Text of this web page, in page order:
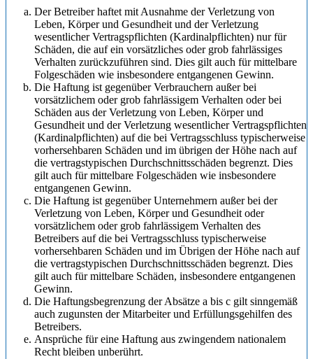
Der Betreiber haftet mit Ausnahme der Verletzung von
Leben, Körper und Gesundheit und der Verletzung
wesentlicher Vertragspflichten (Kardinalpflichten) nur für
Schäden, die auf ein vorsätzliches oder grob fahrlässiges
Verhalten zurückzuführen sind. Dies gilt auch für mittelbare
Folgeschäden wie insbesondere entgangenen Gewinn.
Die Haftung ist gegenüber Verbrauchern außer bei
vorsätzlichem oder grob fahrlässigem Verhalten oder bei
Schäden aus der Verletzung von Leben, Körper und
Gesundheit und der Verletzung wesentlicher Vertragspflichten
(Kardinalpflichten) auf die bei Vertragsschluss typischerweise
vorhersehbaren Schäden und im übrigen der Höhe nach auf
die vertragstypischen Durchschnittsschäden begrenzt. Dies
gilt auch für mittelbare Folgeschäden wie insbesondere
entgangenen Gewinn.
Die Haftung ist gegenüber Unternehmern außer bei der
Verletzung von Leben, Körper und Gesundheit oder
vorsätzlichem oder grob fahrlässigem Verhalten des
Betreibers auf die bei Vertragsschluss typischerweise
vorhersehbaren Schäden und im Übrigen der Höhe nach auf
die vertragstypischen Durchschnittsschäden begrenzt. Dies
gilt auch für mittelbare Schäden, insbesondere entgangenen
Gewinn.
Die Haftungsbegrenzung der Absätze a bis c gilt sinngemäß
auch zugunsten der Mitarbeiter und Erfüllungsgehilfen des
Betreibers.
Ansprüche für eine Haftung aus zwingendem nationalem
Recht bleiben unberührt.